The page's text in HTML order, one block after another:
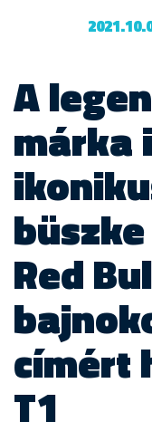
A
márka
Red
címért
T1